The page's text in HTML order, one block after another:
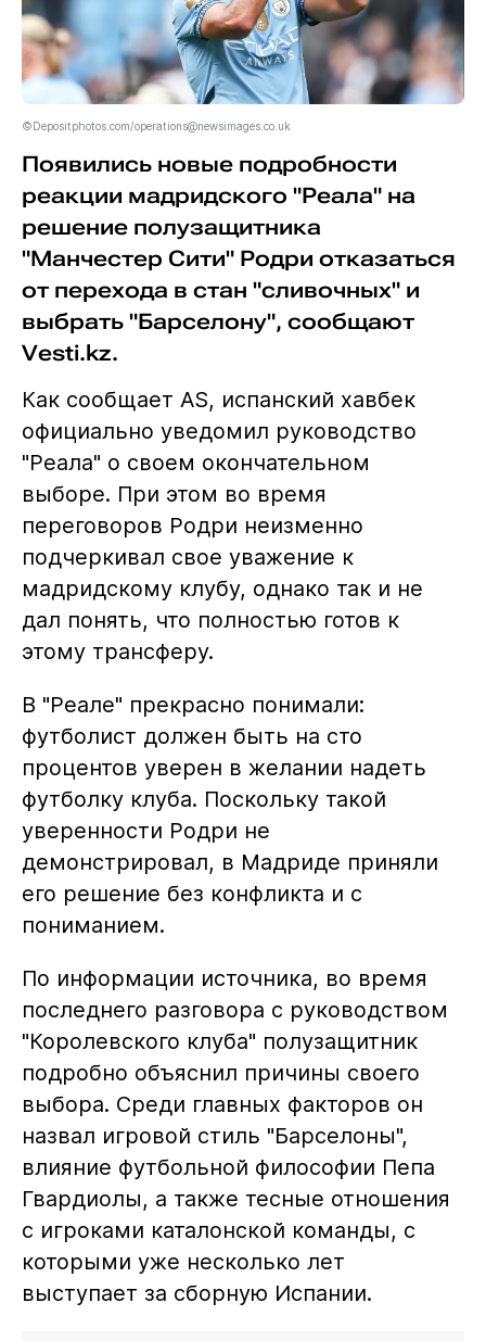
©Depositphotos.com/operations@newsimages.co.uk
Появились новые подробности
реакции мадридского "Реала" на
решение полузащитника
"Манчестер Сити" Родри отказаться
от перехода в стан "сливочных" и
выбрать "Барселону", сообщают
Vesti.kz.
Как сообщает AS, испанский хавбек
официально уведомил руководство
"Реала" о своем окончательном
выборе. При этом во время
переговоров Родри неизменно
подчеркивал свое уважение к
мадридскому клубу, однако так и не
дал понять, что полностью готов к
этому трансферу.
В "Реале" прекрасно понимали:
футболист должен быть на сто
процентов уверен в желании надеть
футболку клуба. Поскольку такой
уверенности Родри не
демонстрировал, в Мадриде приняли
его решение без конфликта и с
пониманием.
По информации источника, во время
последнего разговора с руководством
"Королевского клуба" полузащитник
подробно объяснил причины своего
выбора. Среди главных факторов он
назвал игровой стиль "Барселоны",
влияние футбольной философии Пепа
Гвардиолы, а также тесные отношения
с игроками каталонской команды, с
которыми уже несколько лет
выступает за сборную Испании.